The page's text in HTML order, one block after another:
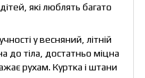
які люблять багато
у весняний, літній
до тіла, достатньо міцна
рухам. Куртка і штани